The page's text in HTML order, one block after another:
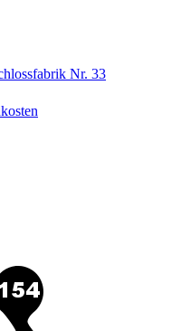
Nr. 33